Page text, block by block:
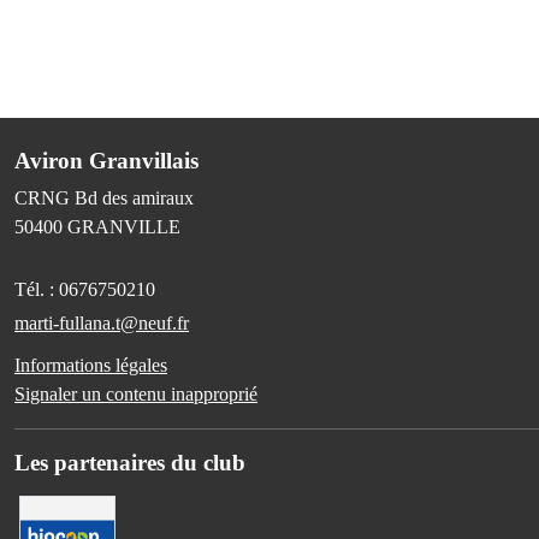
Aviron Granvillais
CRNG Bd des amiraux
50400 GRANVILLE
Tél. : 0676750210
marti-fullana.t@neuf.fr
Informations légales
Signaler un contenu inapproprié
Les partenaires du club